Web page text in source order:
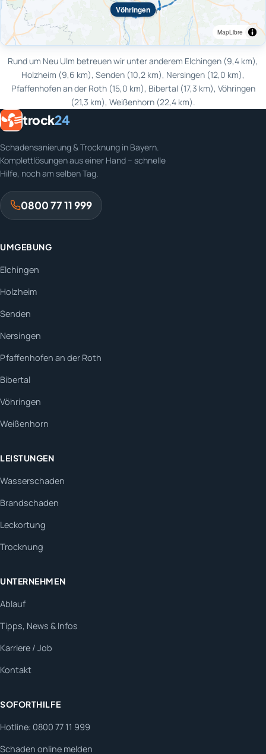
Vöhringen
MapLibre
Rund um Neu Ulm betreuen wir unter anderem Elchingen (9,4 km),
Holzheim (9,6 km), Senden (10,2 km), Nersingen (12,0 km),
Pfaffenhofen an der Roth (15,0 km), Bibertal (17,3 km), Vöhringen
(21,3 km), Weißenhorn (22,4 km).
trock24
Schadensanierung & Trocknung in Bayern.
Komplettlösungen aus einer Hand – schnelle
Hilfe, noch am selben Tag.
0800 77 11 999
UMGEBUNG
Elchingen
Holzheim
Senden
Nersingen
Pfaffenhofen an der Roth
Bibertal
Vöhringen
Weißenhorn
LEISTUNGEN
Wasserschaden
Brandschaden
Leckortung
Trocknung
UNTERNEHMEN
Ablauf
Tipps, News & Infos
Karriere / Job
Kontakt
SOFORTHILFE
Hotline: 0800 77 11 999
Schaden online melden